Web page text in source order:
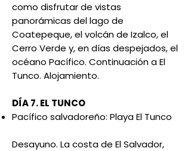
como disfrutar de vistas
panorámicas del lago de
Coatepeque, el volcán de Izalco, el
Cerro Verde y, en días despejados, el
océano Pacífico. Continuación a El
Tunco. Alojamiento.
DÍA 7. EL TUNCO
Pacífico salvadoreño: Playa El Tunco
Desayuno. La costa de El Salvador,